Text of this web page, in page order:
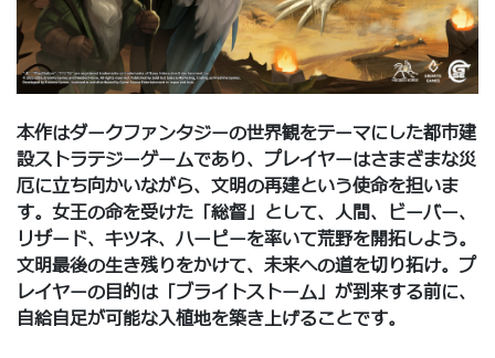
本作はダークファンタジーの世界観をテーマにした都市建
設ストラテジーゲームであり、プレイヤーはさまざまな災
厄に立ち向かいながら、文明の再建という使命を担いま
す。女王の命を受けた「総督」として、人間、ビーバー、
リザード、キツネ、ハーピーを率いて荒野を開拓しよう。
文明最後の生き残りをかけて、未来への道を切り拓け。プ
レイヤーの目的は「ブライトストーム」が到来する前に、
自給自足が可能な入植地を築き上げることです。